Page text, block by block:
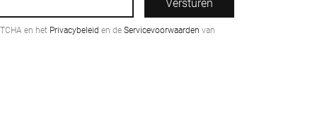
Versturen
en het Privacybeleid en de Servicevoorwaarden van